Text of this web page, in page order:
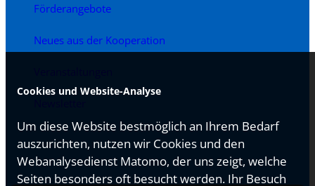
Cookies und Website-Analyse
Um diese Website bestmöglich an Ihrem Bedarf
auszurichten, nutzen wir Cookies und den
Webanalysedienst Matomo, der uns zeigt, welche
Seiten besonders oft besucht werden. Ihr Besuch
Förderangebote
Neues aus der Kooperation